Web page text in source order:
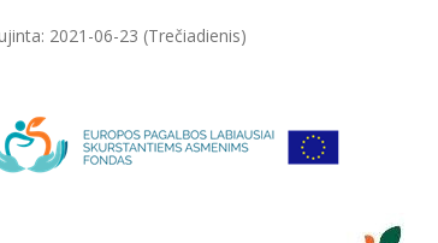
2021-06-23 (Trečiadienis)